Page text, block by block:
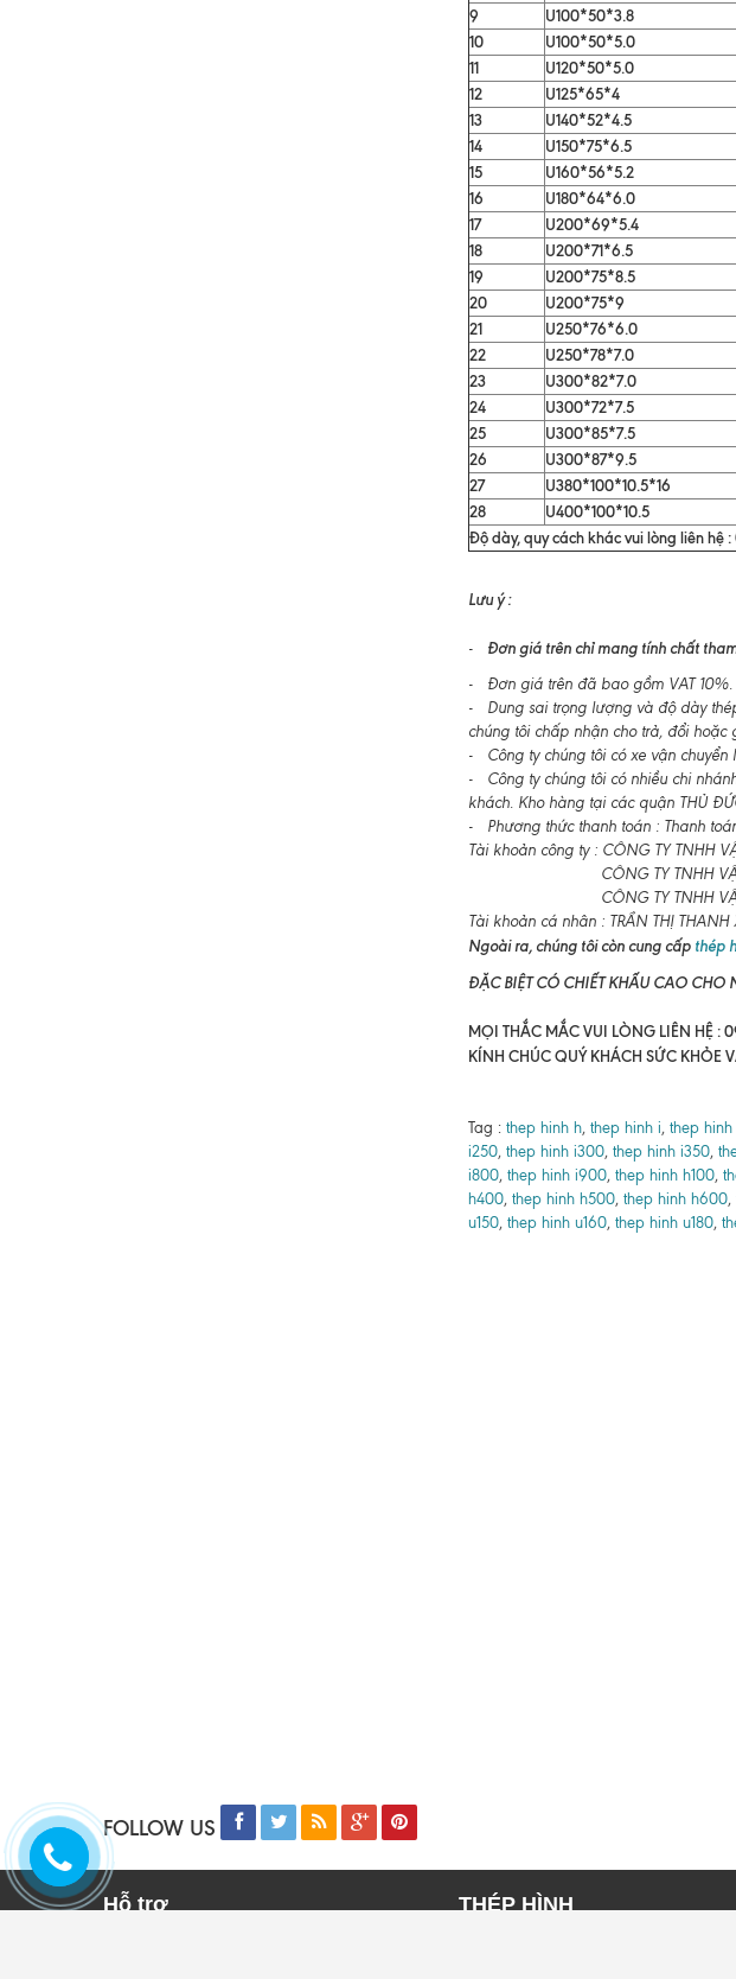
9
U100*50*3.8
10
U100*50*5.0
11
U120*50*5.0
12
U125*65*4
13
U140*52*4.5
14
U150*75*6.5
15
U160*56*5.2
16
U180*64*6.0
17
U200*69*5.4
18
U200*71*6.5
19
U200*75*8.5
20
U200*75*9
21
U250*76*6.0
22
U250*78*7.0
23
U300*82*7.0
24
U300*72*7.5
25
U300*85*7.5
26
U300*87*9.5
27
U380*100*10.5*16
28
U400*100*10.5
Độ dày, quy cách khác vui lòng liên hệ
Lưu ý :
- Đơn giá trên chỉ mang tính chất
- Đơn giá trên đã bao gồm VAT 10%.
- Dung sai trọng lượng và độ dày
chúng tôi chấp nhận cho trả, đổi
- Công ty chúng tôi có xe vận chuyển
- Công ty chúng tôi có nhiều chi
khách. Kho hàng tại các quận THỦ
- Phương thức thanh toán : Thanh
Tài khoản công ty : CÔNG TY TNHH
CÔNG TY TNHH
CÔNG TY TNHH
Tài khoản cá nhân : TRẦN THỊ
Ngoài ra, chúng tôi còn cung cấpthép
ĐẶC BIỆT CÓ CHIẾT KHẤU CAO CHO
MỌI THẮC MẮC VUI LÒNG LIÊN HỆ :
KÍNH CHÚC QUÝ KHÁCH SỨC KHỎE
Tag : thep hinh h, thep hinh i, thep hinh
i250, thep hinh i300, thep hinh i350,
i800, thep hinh i900, thep hinh h100,
h400, thep hinh h500, thep hinh h600,
u150, thep hinh u160, thep hinh u180,
FOLLOW US
Hỗ trợ THÉP HÌNH